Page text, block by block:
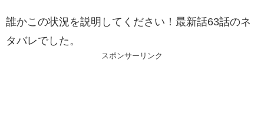
誰かこの状況を説明してください！最新話63話のネ
タバレでした。
スポンサーリンク